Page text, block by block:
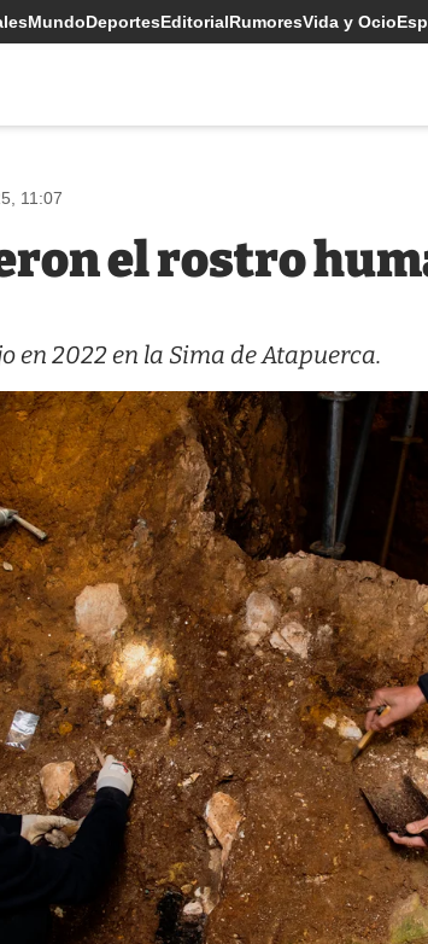
MundoDeportesEditorialRumoresVida y Ocio
11:07
el rostro
en 2022 en la Sima de Atapuerca.